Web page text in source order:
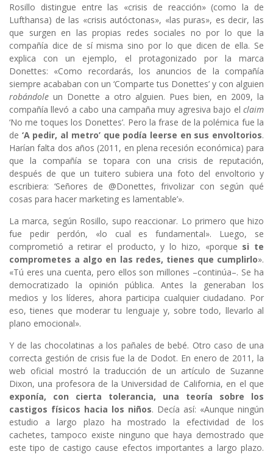
Rosillo distingue entre las «crisis de reacción» (como la de
Lufthansa) de las «crisis autóctonas», «las puras», es decir, las
que surgen en las propias redes sociales no por lo que la
compañía dice de sí misma sino por lo que dicen de ella. Se
explica con un ejemplo, el protagonizado por la marca
Donettes: «Como recordarás, los anuncios de la compañía
siempre acababan con un ‘Comparte tus Donettes’ y con alguien
robándole un Donette a otro alguien. Pues bien, en 2009, la
compañía llevó a cabo una campaña muy agresiva bajo el claim
‘No me toques los Donettes’. Pero la frase de la polémica fue la
de ‘A pedir, al metro’ que podía leerse en sus envoltorios.
Harían falta dos años (2011, en plena recesión económica) para
que la compañía se topara con una crisis de reputación,
después de que un tuitero subiera una foto del envoltorio y
escribiera: ‘Señores de @Donettes, frivolizar con según qué
cosas para hacer marketing es lamentable’».
La marca, según Rosillo, supo reaccionar. Lo primero que hizo
fue pedir perdón, «lo cual es fundamental». Luego, se
comprometió a retirar el producto, y lo hizo, «porque si te
comprometes a algo en las redes, tienes que cumplirlo».
«Tú eres una cuenta, pero ellos son millones –continúa–. Se ha
democratizado la opinión pública. Antes la generaban los
medios y los líderes, ahora participa cualquier ciudadano. Por
eso, tienes que moderar tu lenguaje y, sobre todo, llevarlo al
plano emocional».
Y de las chocolatinas a los pañales de bebé. Otro caso de una
correcta gestión de crisis fue la de Dodot. En enero de 2011, la
web oficial mostró la traducción de un artículo de Suzanne
Dixon, una profesora de la Universidad de California, en el que
exponía, con cierta tolerancia, una teoría sobre los
castigos físicos hacia los niños. Decía así: «Aunque ningún
estudio a largo plazo ha mostrado la efectividad de los
cachetes, tampoco existe ninguno que haya demostrado que
este tipo de castigo cause efectos importantes a largo plazo.